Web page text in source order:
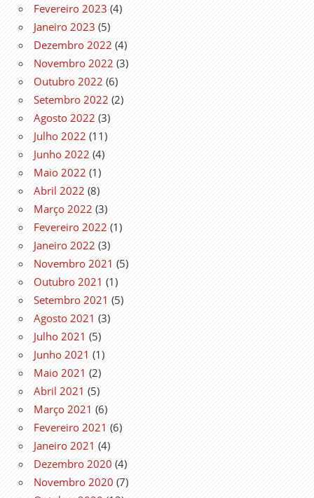
Fevereiro 2023 (4)
Janeiro 2023 (5)
Dezembro 2022 (4)
Novembro 2022 (3)
Outubro 2022 (6)
Setembro 2022 (2)
Agosto 2022 (3)
Julho 2022 (11)
Junho 2022 (4)
Maio 2022 (1)
Abril 2022 (8)
Março 2022 (3)
Fevereiro 2022 (1)
Janeiro 2022 (3)
Novembro 2021 (5)
Outubro 2021 (1)
Setembro 2021 (5)
Agosto 2021 (3)
Julho 2021 (5)
Junho 2021 (1)
Maio 2021 (2)
Abril 2021 (5)
Março 2021 (6)
Fevereiro 2021 (6)
Janeiro 2021 (4)
Dezembro 2020 (4)
Novembro 2020 (7)